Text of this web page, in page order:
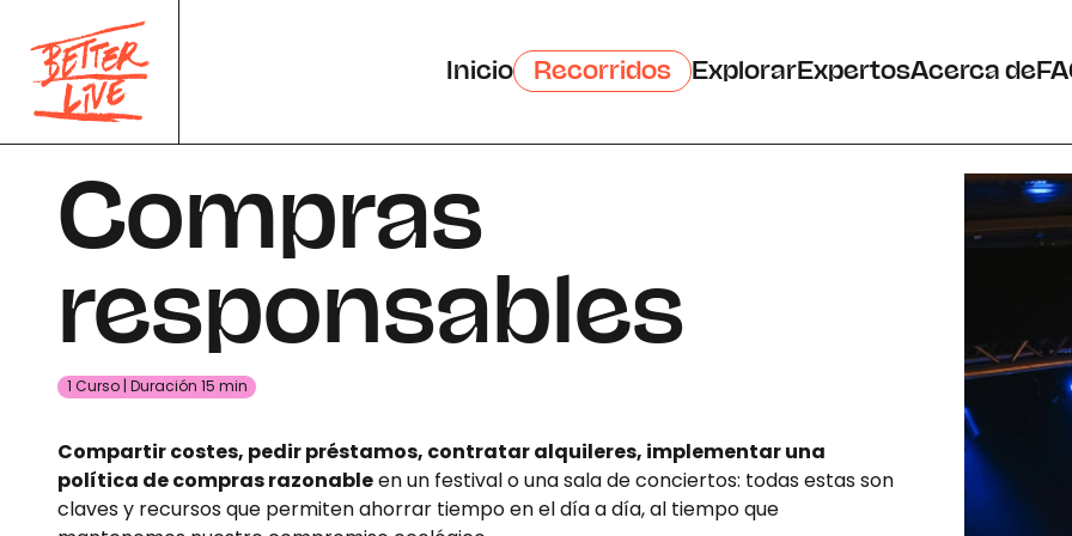
Inicio Recorridos Explorar ExpertosAcerca de
Compras
responsables
1 Curso | Duración 15 min
Compartir costes, pedir préstamos, contratar alquileres, implementar una
política de compras razonableen un festival o una sala de conciertos: todas estas son
claves y recursos que permiten ahorrar tiempo en el día a día, al tiempo que
Panel de gestión de cookies